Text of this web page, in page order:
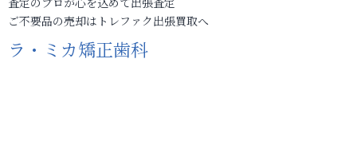
ご不要品の売却はトレファク出張買取へ
ラ・ミカ矯正歯科